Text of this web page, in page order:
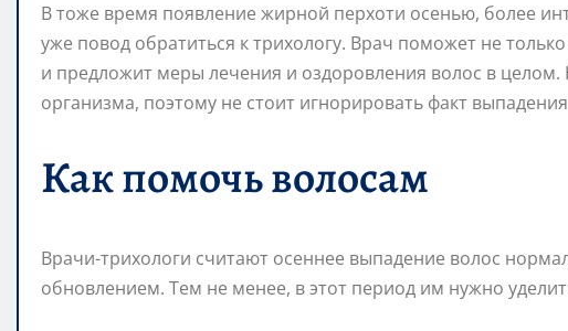
В тоже время появление жирной перхоти осенью, более
уже повод обратиться к трихологу. Врач поможет не
и предложит меры лечения и оздоровления волос в
организма, поэтому не стоит игнорировать факт
Как помочь волосам
Врачи-трихологи считают осеннее выпадение волос
обновлением. Тем не менее, в этот период им нужно